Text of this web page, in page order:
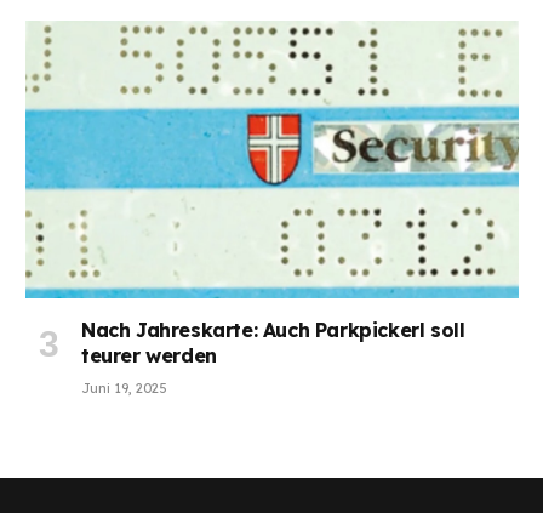
Nach Jahreskarte: Auch Parkpickerl soll
teurer werden
Juni 19, 2025